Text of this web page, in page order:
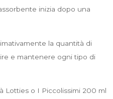
inizia dopo una
la quantità di
e mantenere ogni tipo di
Lotties o I Piccolissimi 200 ml